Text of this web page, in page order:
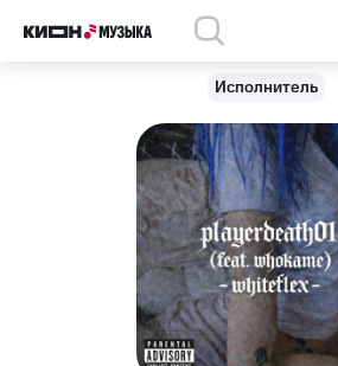
Исполнитель